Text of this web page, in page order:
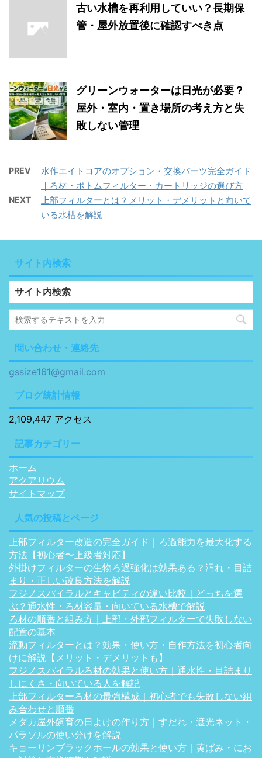
古い水槽を再利用していい？長期保
管・屋外放置後に確認すべき点
グリーンウォーターは日光が必要？
屋外・室内・置き場所の考え方と失
敗しない管理
PREV
水作エイトコアのオプション・交換パーツ完全ガイド
｜ろ材・ボトムフィルター・カートリッジの選び方
NEXT
上部フィルターとは？メリット・デメリットと向いて
いる水槽を解説
サイト内検索
サイト内検索
問い合わせ・連絡先
gssize161@gmail.com
ブログ統計情報
2,109,447 アクセス
記事カテゴリー
ホーム
アクアリウム
サイトマップ
人気の投稿とページ
上部フィルター改造の完全ガイド｜ろ過能力を最大化する
方法【初心者〜上級者対応】
外掛けフィルターの生物ろ過強化は効果ある？汚れ・目詰
まり・正しい改良方法を解説
フジノスパイラルとキャビティの違い比較｜どっちを選
ぶ？通水性・ろ材容量・向いている水槽で解説
ろ材の順番と組み方｜上部・外部フィルターで失敗しない
配置の基本
流動フィルターとは？効果・使い方・自作方法を初心者向
けに解説【メリット・デメリットも】
フジノスパイラルろ材の効果と使い方｜通水性・目詰まり
しにくさ・向いている人を解説
上部フィルターろ材の最強構成｜初心者でも失敗しない組
み合わせと順番
メダカ屋外飼育の日よけの作り方｜すだれ・遮光ネット・
パラソルの使い分けを解説
キョーリンブラックホールの効果と使い方｜黄ばみ・にお